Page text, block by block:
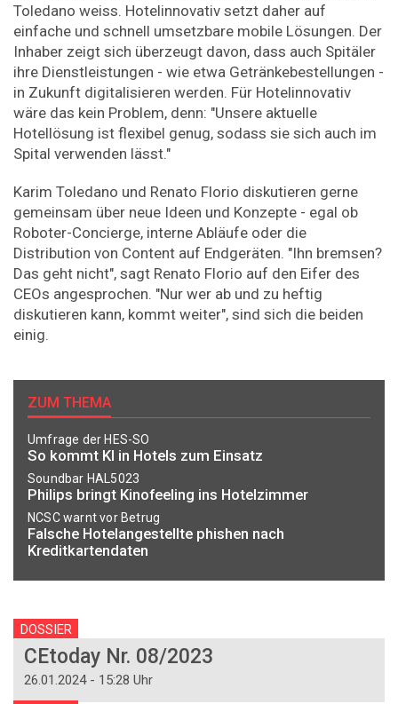
Toledano weiss. Hotelinnovativ setzt daher auf
einfache und schnell umsetzbare mobile Lösungen. Der
Inhaber zeigt sich überzeugt davon, dass auch Spitäler
ihre Dienstleistungen - wie etwa Getränkebestellungen -
in Zukunft digitalisieren werden. Für Hotelinnovativ
wäre das kein Problem, denn: "Unsere aktuelle
Hotellösung ist flexibel genug, sodass sie sich auch im
Spital verwenden lässt."
Karim Toledano und Renato Florio diskutieren gerne
gemeinsam über neue Ideen und Konzepte - egal ob
Roboter-Concierge, interne Abläufe oder die
Distribution von Content auf Endgeräten. "Ihn bremsen?
Das geht nicht", sagt Renato Florio auf den Eifer des
CEOs angesprochen. "Nur wer ab und zu heftig
diskutieren kann, kommt weiter", sind sich die beiden
einig.
ZUM THEMA
Umfrage der HES-SO
So kommt KI in Hotels zum Einsatz
Soundbar HAL5023
Philips bringt Kinofeeling ins Hotelzimmer
NCSC warnt vor Betrug
Falsche Hotelangestellte phishen nach
Kreditkartendaten
DOSSIER
CEtoday Nr. 08/2023
26.01.2024 - 15:28 Uhr